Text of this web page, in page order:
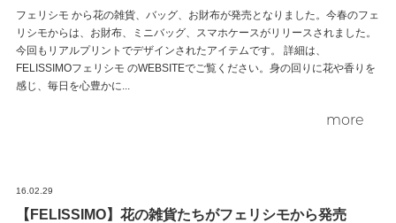
フェリシモ から花の雑貨、バッグ、お財布が発売となりました。今春のフェ
リシモからは、お財布、ミニバッグ、スマホケースがリリースされました。
今回もリアルプリントでデザインされたアイテムです。 詳細は、
FELISSIMOフェリシモ のWEBSITEでご覧ください。身の回りに花や香りを
感じ、毎日を心豊かに...
more
16.02.29
【FELISSIMO】花の雑貨たちがフェリシモから発売